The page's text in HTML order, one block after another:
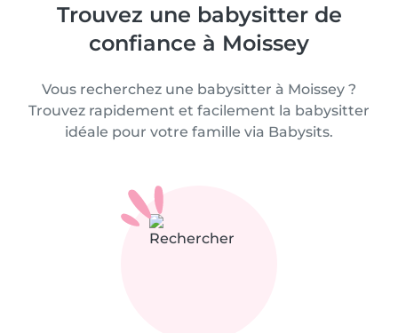
Trouvez une babysitter de
confiance à Moissey
Vous recherchez une babysitter à Moissey ?
Trouvez rapidement et facilement la babysitter
idéale pour votre famille via Babysits.